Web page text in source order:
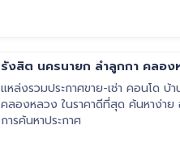
รังสิต นครนายก ลำลูกกา คลอง
แหล่งรวมประกาศขาย-เช่า คอนโด
คลองหลวง ในราคาดีที่สุด ค้นหาง่าย อัพเดทใหม่ล่าสุด พร้อมข้อมูล ราคา ทำเล แผนที่ ผล
การค้นหาประกาศ